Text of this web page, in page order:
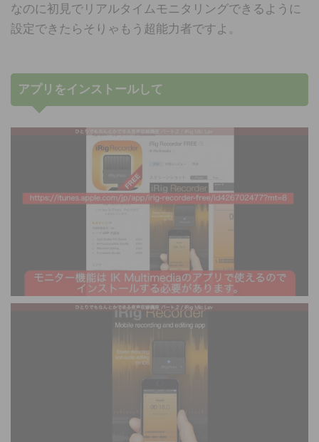
なのに初見でリアルタイムモニタリングできるように
設定できたらそりゃもう超能力者ですよ。
アプリをインストールして